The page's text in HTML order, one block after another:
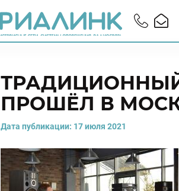
ПРОШЁЛ В
Дата публикации: 17 июля 2021